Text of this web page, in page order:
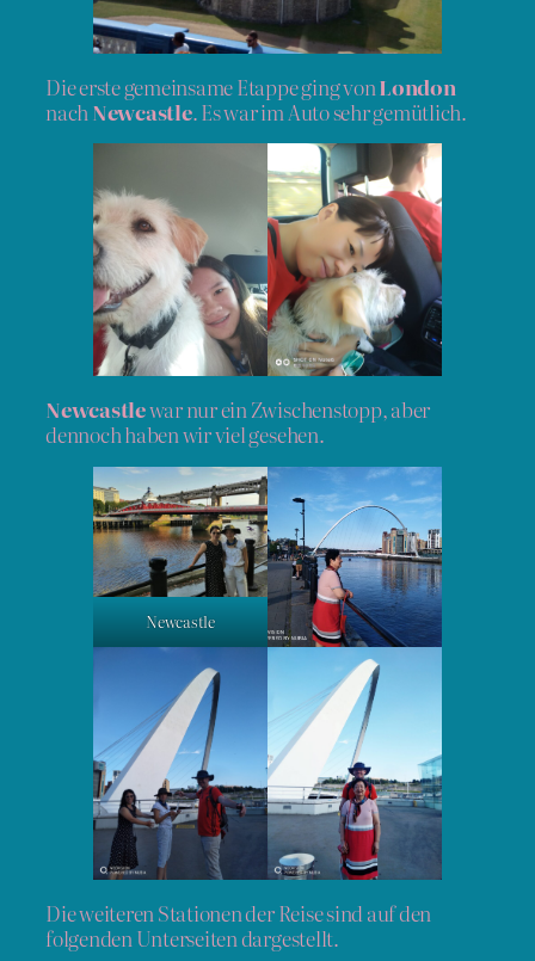
Die erste gemeinsame Etappe ging vonLondon
nach Newcastle. Es war im Auto sehr gemütlich.
Newcastlewar nur ein Zwischenstopp, aber
dennoch haben wir viel gesehen.
Newcastle
Die weiteren Stationen der Reise sind auf den
folgenden Unterseiten dargestellt.